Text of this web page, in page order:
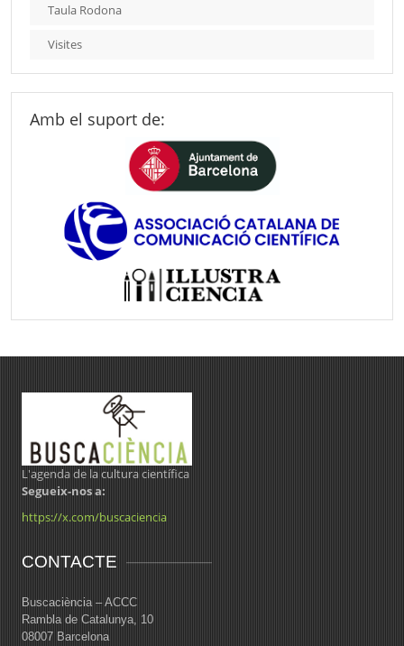
Taula Rodona
Visites
Amb el suport de:
L'agenda de la cultura científica
Segueix-nos a:
https://x.com/buscaciencia
CONTACTE
Buscaciència – ACCC
Rambla de Catalunya, 10
08007 Barcelona